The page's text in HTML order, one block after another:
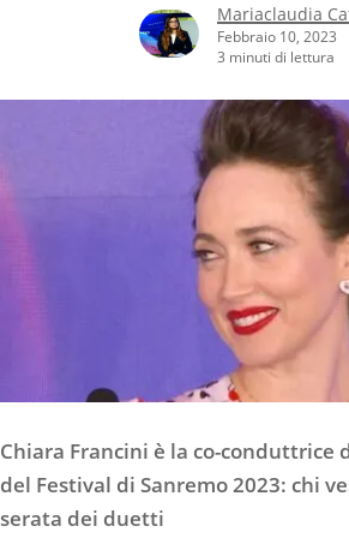
Mariaclaudia
Febbraio 10, 2023
3 minuti di lettura
Chiara Francini è la co-conduttrice
del Festival di Sanremo 2023: chi
serata dei duetti